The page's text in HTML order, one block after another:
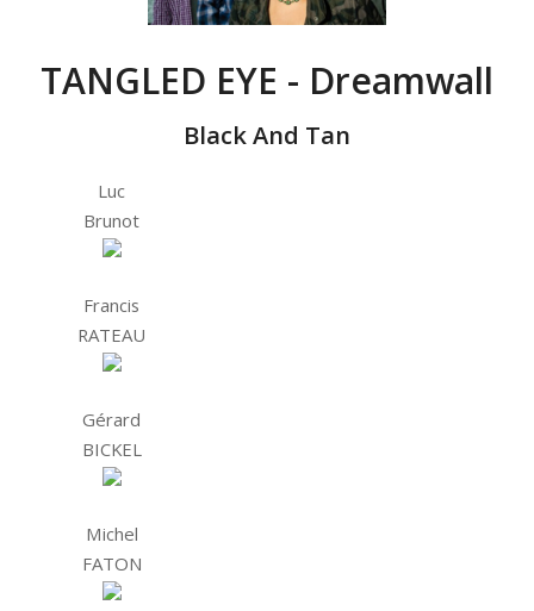
TANGLED EYE - Dreamwall
Black And Tan
Luc
Brunot
Francis
RATEAU
Gérard
BICKEL
Michel
FATON